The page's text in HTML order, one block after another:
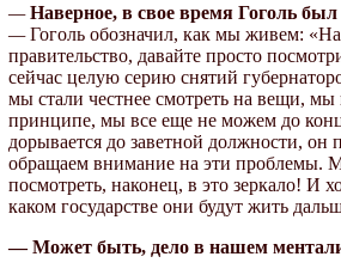
—Наверное, в свое время Гоголь
—Гоголь обозначил, как мы живем: «На
правительство, давайте просто
сейчас целую серию снятий
мы стали честнее смотреть на вещи,
принципе, мы все еще не можем до
дорывается до заветной должности,
обращаем внимание на эти проблемы.
посмотреть, наконец, в это зеркало! И
каком государстве они будут жить
— Может быть, дело в нашем